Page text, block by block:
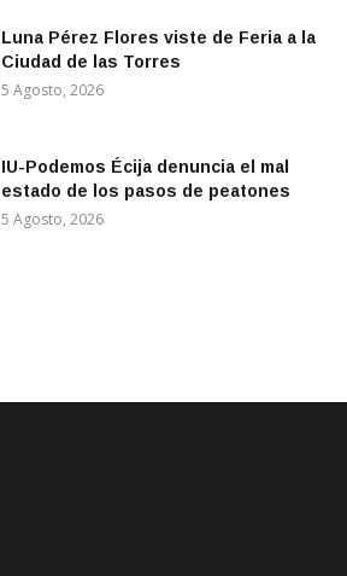
Luna Pérez Flores viste de Feria a la
Ciudad de las Torres
5 Agosto, 2026
IU-Podemos Écija denuncia el mal
estado de los pasos de peatones
5 Agosto, 2026